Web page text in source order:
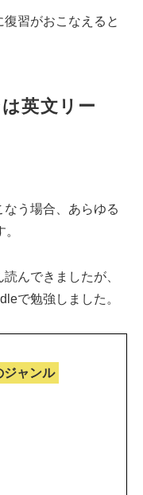
習がおこなえると
英文リー
う場合、あらゆる
んできましたが、
で勉強しました。
ジャンル